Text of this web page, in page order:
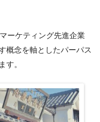
ーケティング先進企業
概念を軸としたパーパス
す。